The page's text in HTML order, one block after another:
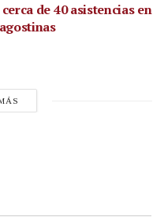
de 40 asistencias en